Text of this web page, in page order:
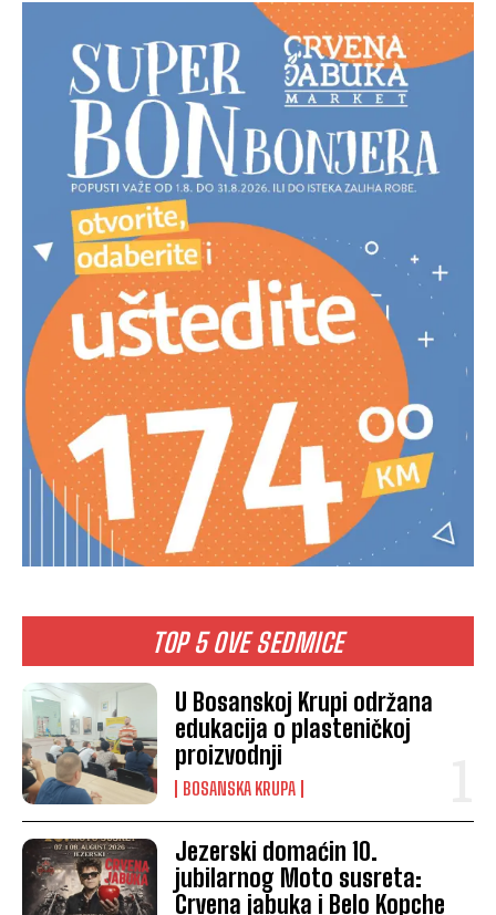
TOP 5 OVE SEDMICE
U Bosanskoj Krupi održana
edukacija o plasteničkoj
proizvodnji
BOSANSKA KRUPA
Jezerski domaćin 10.
jubilarnog Moto susreta:
Crvena jabuka i Belo Kopche